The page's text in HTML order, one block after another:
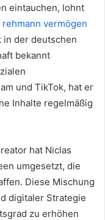
eintauchen, lohnt
rehmann vermögen
in der deutschen
bekannt
und TikTok, hat er
Inhalte regelmäßig
hat Niclas
umgesetzt, die
Diese Mischung
digitaler Strategie
zu erhöhen